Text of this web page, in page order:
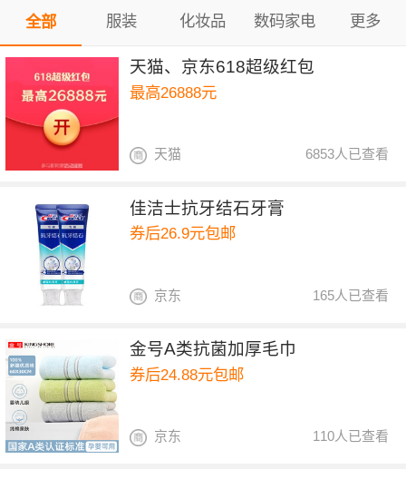
全部 服装 化妆品 数码家电 更多
天猫、京东618超级红包
最高26888元
6853人已查看
天猫
佳洁士抗牙结石牙膏
券后26.9元包邮
165人已查看
京东
金号A类抗菌加厚毛巾
券后24.88元包邮
110人已查看
京东